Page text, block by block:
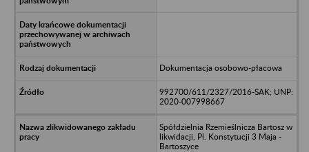
Dokumentacja osobowo-płacowa
992700/611/2327/2016-SAK; UNP:
2020-007998667
Spółdzielnia Rzemieślnicza Bartosz w
likwidacji, Pl. Konstytucji 3 Maja -
Bartoszyce